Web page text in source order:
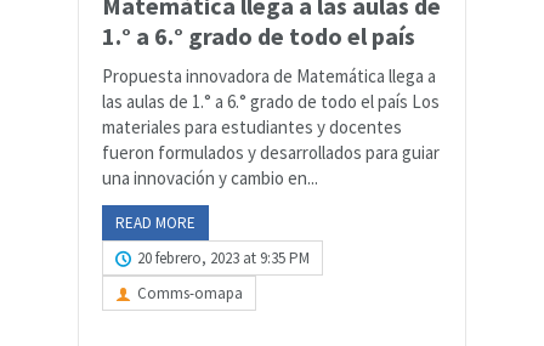
1.° a 6.° grado de todo el país
Propuesta innovadora de Matemática llega a
las aulas de 1.° a 6.° grado de todo el país Los
materiales para estudiantes y docentes
fueron formulados y desarrollados para guiar
una innovación y cambio en...
READ MORE
20 febrero, 2023 at 9:35 PM
Comms-omapa